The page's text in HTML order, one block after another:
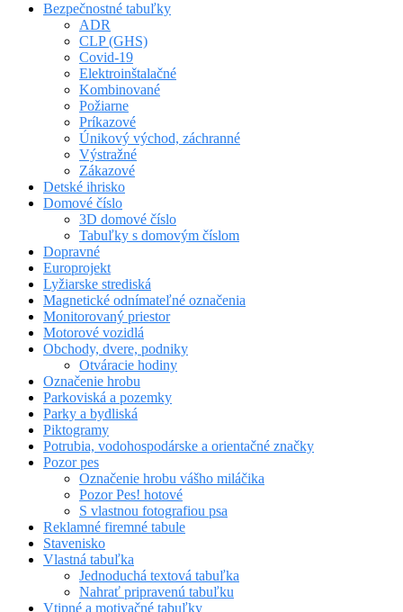
Bezpečnostné tabuľky
ADR
CLP (GHS)
Covid-19
Elektroinštalačné
Kombinované
Požiarne
Príkazové
Únikový východ, záchranné
Výstražné
Zákazové
Detské ihrisko
Domové číslo
3D domové číslo
Tabuľky s domovým číslom
Dopravné
Europrojekt
Lyžiarske strediská
Magnetické odnímateľné označenia
Monitorovaný priestor
Motorové vozidlá
Obchody, dvere, podniky
Otváracie hodiny
Označenie hrobu
Parkoviská a pozemky
Parky a bydliská
Piktogramy
Potrubia, vodohospodárske a orientačné značky
Pozor pes
Označenie hrobu vášho miláčika
Pozor Pes! hotové
S vlastnou fotografiou psa
Reklamné firemné tabule
Stavenisko
Vlastná tabuľka
Jednoduchá textová tabuľka
Nahrať pripravenú tabuľku
Vtipné a motivačné tabuľky